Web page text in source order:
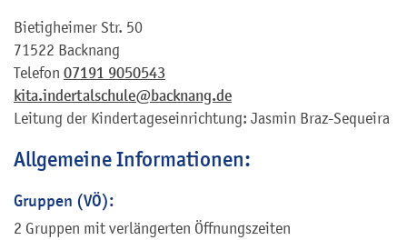
Bietigheimer Str. 50
71522 Backnang
Telefon 07191 9050543
kita.indertalschule@backnang.de
Leitung der Kindertageseinrichtung: Jasmin Braz-Sequeira
Allgemeine Informationen:
Gruppen (VÖ):
2 Gruppen mit verlängerten Öffnungszeiten